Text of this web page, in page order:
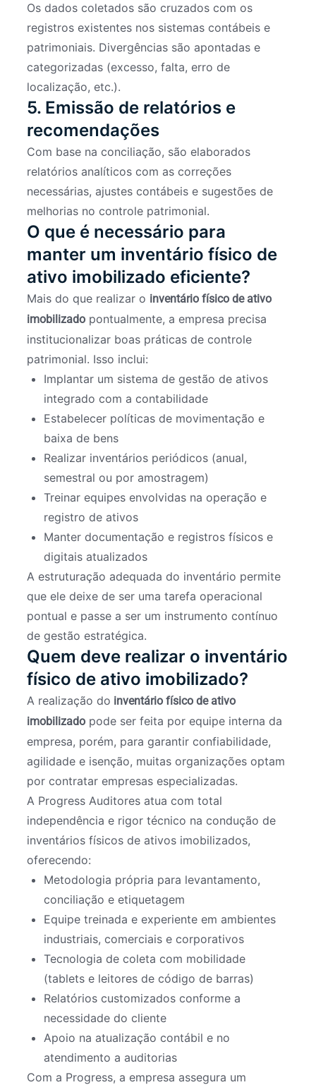
Os dados coletados são cruzados com os
registros existentes nos sistemas contábeis e
patrimoniais. Divergências são apontadas e
categorizadas (excesso, falta, erro de
localização, etc.).
5. Emissão de relatórios e
recomendações
Com base na conciliação, são elaborados
relatórios analíticos com as correções
necessárias, ajustes contábeis e sugestões de
melhorias no controle patrimonial.
O que é necessário para
manter um inventário físico de
ativo imobilizado eficiente?
Mais do que realizar o inventário físico de ativo
imobilizado pontualmente, a empresa precisa
institucionalizar boas práticas de controle
patrimonial. Isso inclui:
Implantar um sistema de gestão de ativos
integrado com a contabilidade
Estabelecer políticas de movimentação e
baixa de bens
Realizar inventários periódicos (anual,
semestral ou por amostragem)
Treinar equipes envolvidas na operação e
registro de ativos
Manter documentação e registros físicos e
digitais atualizados
A estruturação adequada do inventário permite
que ele deixe de ser uma tarefa operacional
pontual e passe a ser um instrumento contínuo
de gestão estratégica.
Quem deve realizar o inventário
físico de ativo imobilizado?
A realização do inventário físico de ativo
imobilizado pode ser feita por equipe interna da
empresa, porém, para garantir confiabilidade,
agilidade e isenção, muitas organizações optam
por contratar empresas especializadas.
A Progress Auditores atua com total
independência e rigor técnico na condução de
inventários físicos de ativos imobilizados,
oferecendo:
Metodologia própria para levantamento,
conciliação e etiquetagem
Equipe treinada e experiente em ambientes
industriais, comerciais e corporativos
Tecnologia de coleta com mobilidade
(tablets e leitores de código de barras)
Relatórios customizados conforme a
necessidade do cliente
Apoio na atualização contábil e no
atendimento a auditorias
Com a Progress, a empresa assegura um